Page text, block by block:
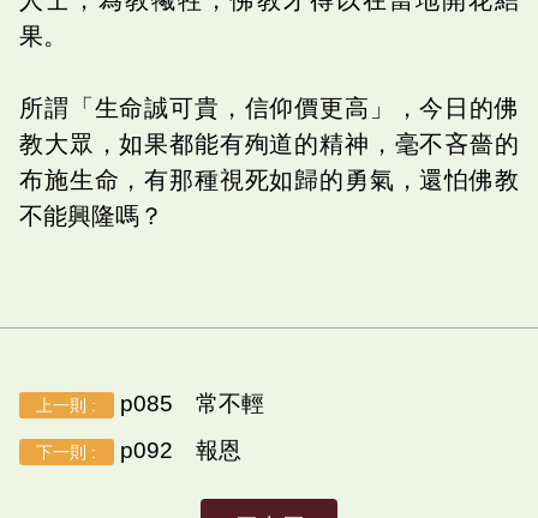
果。
所謂「生命誠可貴，信仰價更高」，今日的佛
教大眾，如果都能有殉道的精神，毫不吝嗇的
布施生命，有那種視死如歸的勇氣，還怕佛教
不能興隆嗎？
上一則 : p085 常不輕
下一則 : p092 報恩